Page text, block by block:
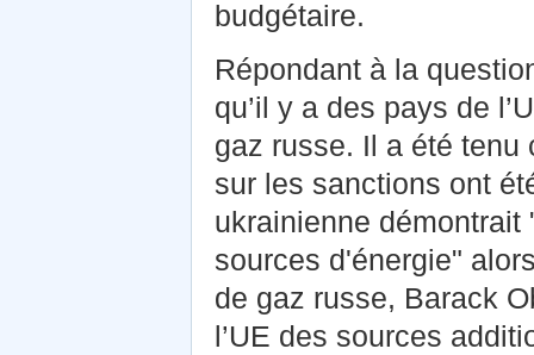
budgétaire.
Répondant à la
qu’il y a des pays de
gaz russe. Il a été
sur les sanctions ont
ukrainienne
sources d'énergie"
de gaz russe, Barack
l’UE des sources